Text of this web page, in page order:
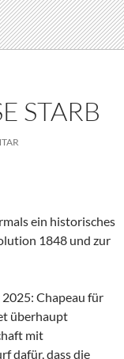
STARB
ein historisches
1848 und zur
Chapeau für
überhaupt
mit
dafür, dass die